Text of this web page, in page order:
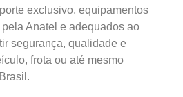
exclusivo, equipamentos
Anatel e adequados ao
segurança, qualidade e
frota ou até mesmo